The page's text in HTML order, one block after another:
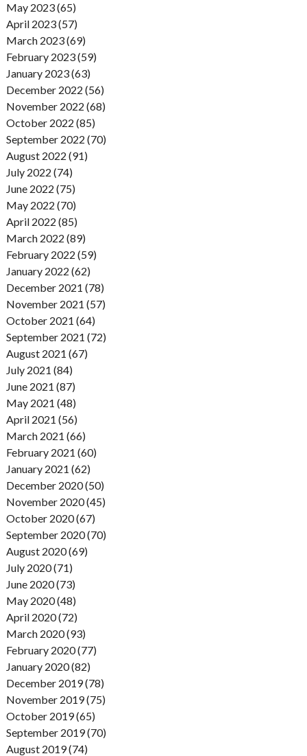
May 2023 (65)
April 2023 (57)
March 2023 (69)
February 2023 (59)
January 2023 (63)
December 2022 (56)
November 2022 (68)
October 2022 (85)
September 2022 (70)
August 2022 (91)
July 2022 (74)
June 2022 (75)
May 2022 (70)
April 2022 (85)
March 2022 (89)
February 2022 (59)
January 2022 (62)
December 2021 (78)
November 2021 (57)
October 2021 (64)
September 2021 (72)
August 2021 (67)
July 2021 (84)
June 2021 (87)
May 2021 (48)
April 2021 (56)
March 2021 (66)
February 2021 (60)
January 2021 (62)
December 2020 (50)
November 2020 (45)
October 2020 (67)
September 2020 (70)
August 2020 (69)
July 2020 (71)
June 2020 (73)
May 2020 (48)
April 2020 (72)
March 2020 (93)
February 2020 (77)
January 2020 (82)
December 2019 (78)
November 2019 (75)
October 2019 (65)
September 2019 (70)
August 2019 (74)